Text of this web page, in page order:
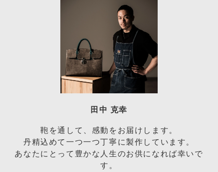
田中 克幸
鞄を通して、感動をお届けします。
丹精込めて一つ一つ丁寧に製作しています。
あなたにとって豊かな人生のお供になれば幸いで
す。